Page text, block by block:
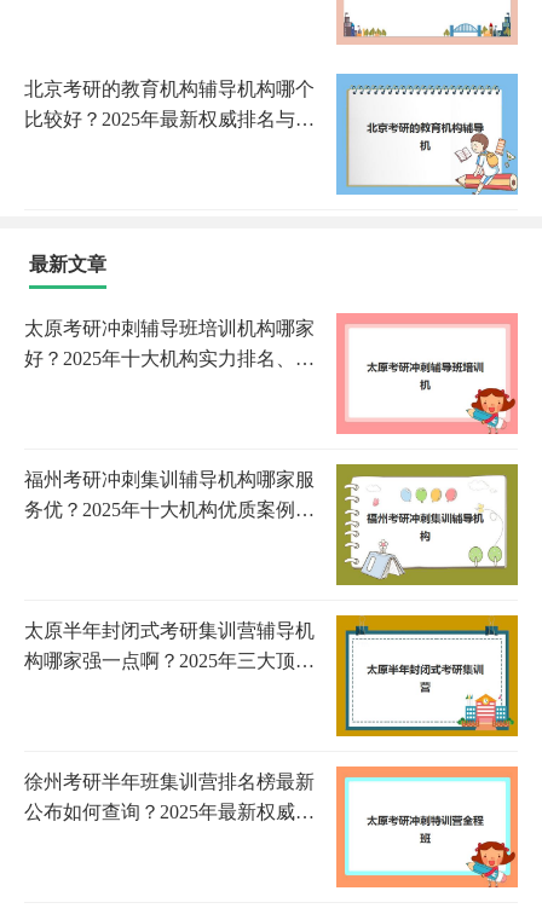
北京考研的教育机构辅导机构哪个
比较好？2025年最新权威排名与科
最新文章
太原考研冲刺辅导班培训机构哪家
好？2025年十大机构实力排名、课
福州考研冲刺集训辅导机构哪家服
务优？2025年十大机构优质案例详
太原半年封闭式考研集训营辅导机
构哪家强一点啊？2025年三大顶尖
徐州考研半年班集训营排名榜最新
公布如何查询？2025年最新权威榜